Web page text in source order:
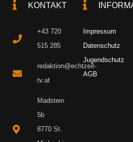
KONTAKT
+43 720
515 285
redaktion@echtzeit-
tv.at
Madstein
5b
8770 St.
Impressum
Datenschutz
Jugendschutz
AGB